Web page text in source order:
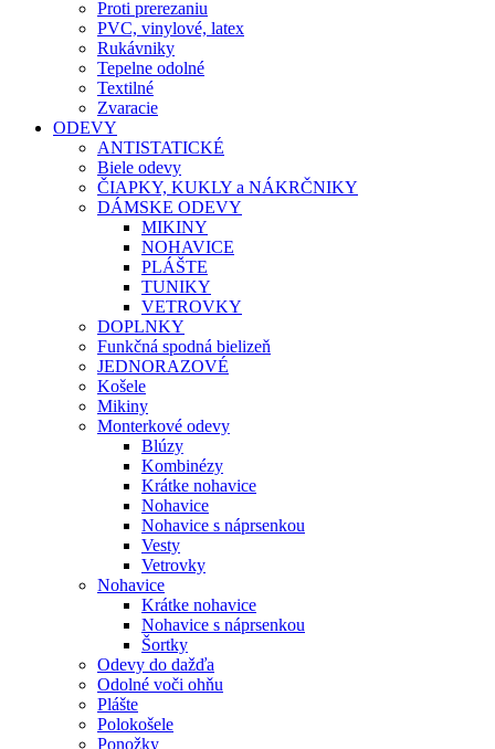
Proti prerezaniu
PVC, vinylové, latex
Rukávniky
Tepelne odolné
Textilné
Zvaracie
ODEVY
ANTISTATICKÉ
Biele odevy
ČIAPKY, KUKLY a NÁKRČNIKY
DÁMSKE ODEVY
MIKINY
NOHAVICE
PLÁŠTE
TUNIKY
VETROVKY
DOPLNKY
Funkčná spodná bielizeň
JEDNORAZOVÉ
Košele
Mikiny
Monterkové odevy
Blúzy
Kombinézy
Krátke nohavice
Nohavice
Nohavice s náprsenkou
Vesty
Vetrovky
Nohavice
Krátke nohavice
Nohavice s náprsenkou
Šortky
Odevy do dažďa
Odolné voči ohňu
Plášte
Polokošele
Ponožky